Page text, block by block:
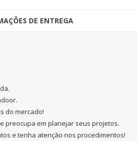
DE ENTREGA
do mercado!
preocupa em planejar seus projetos.
e tenha atenção nos procedimentos!